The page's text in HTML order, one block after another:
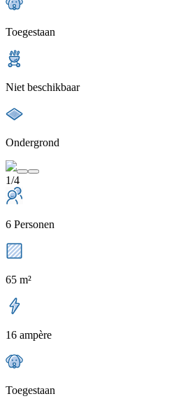
Toegestaan
Niet beschikbaar
Ondergrond
1/4
6 Personen
65 m²
16 ampère
Toegestaan